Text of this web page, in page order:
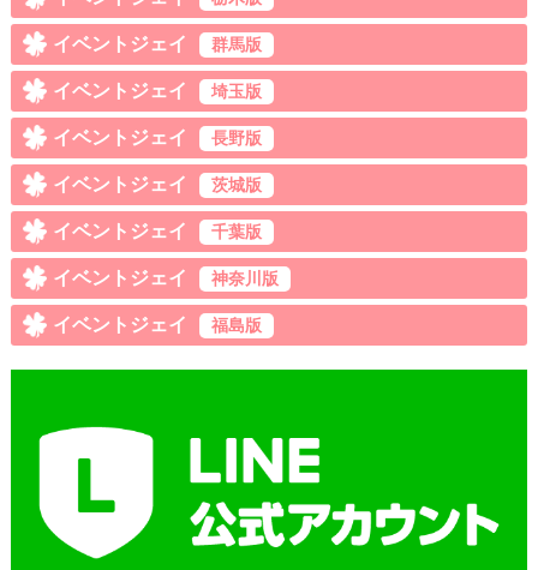
イベントジェイ 群馬版
イベントジェイ 埼玉版
イベントジェイ 長野版
イベントジェイ 茨城版
イベントジェイ 千葉版
イベントジェイ 神奈川版
イベントジェイ 福島版